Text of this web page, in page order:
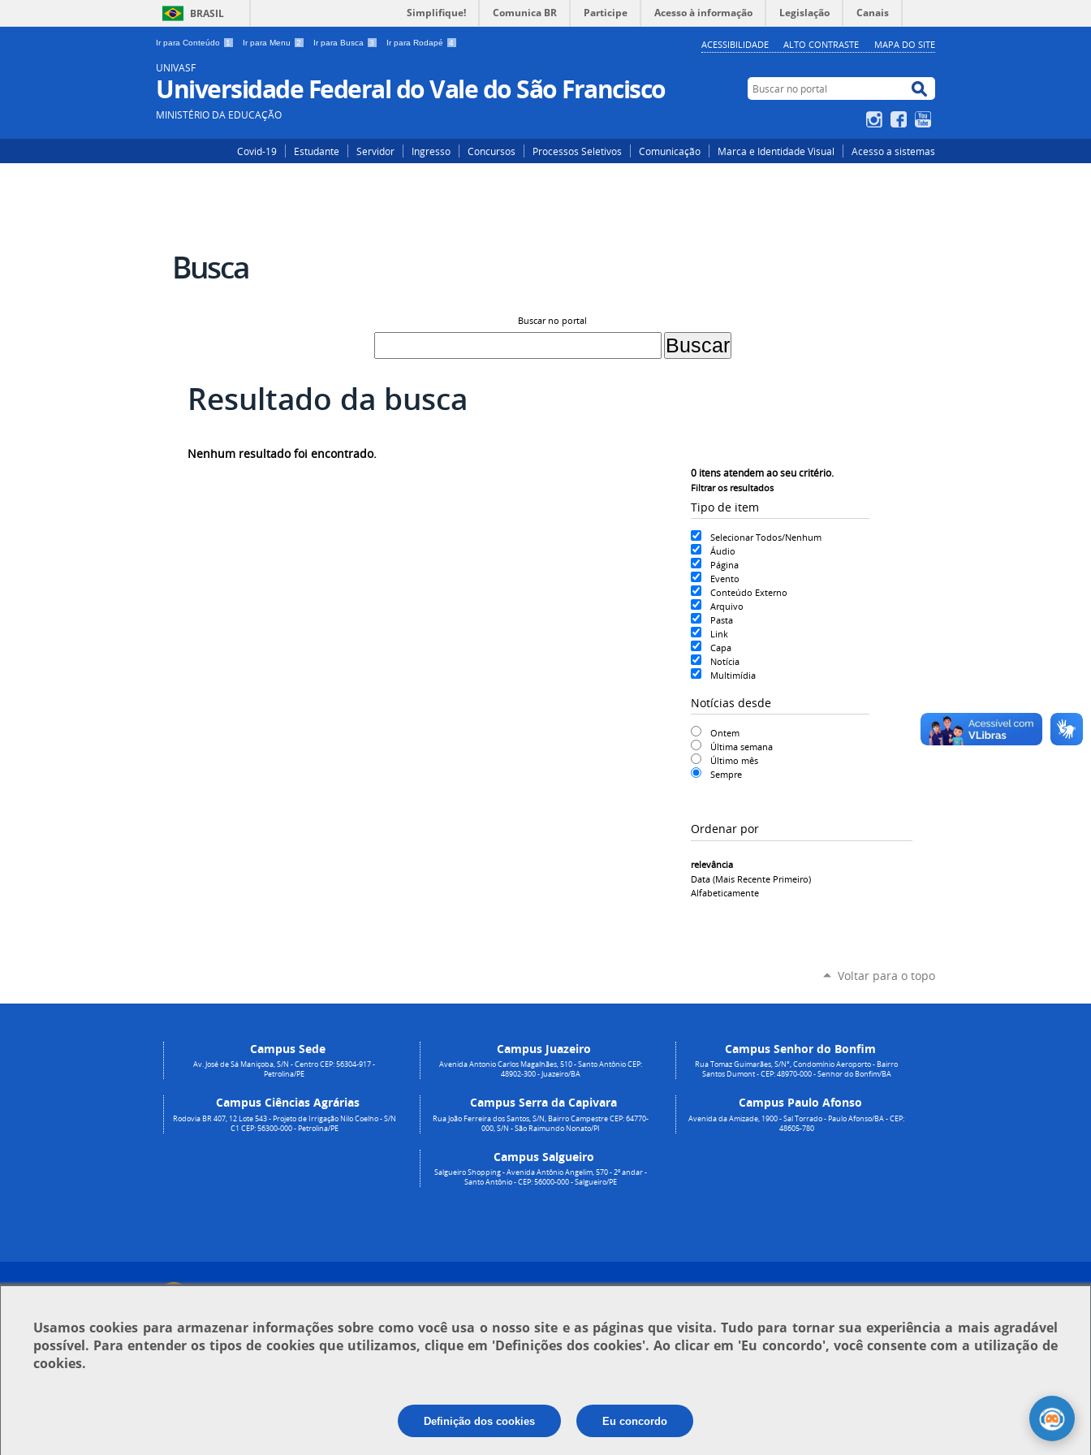
BRASIL Simplifique! Comunica BR Participe Acesso à informação Legislação Canais
Ir para Conteúdo 1 Ir para Menu 2 Ir para Busca 3 Ir para Rodapé 4 ACESSIBILIDADE ALTO CONTRASTE MAPA DO SITE
UNIVASF
Universidade Federal do Vale do São Francisco
MINISTÉRIO DA EDUCAÇÃO
Buscar no portal
Buscar no portal
InstagramFacebook
Covid-19 Estudante Servidor Ingresso Concursos Processos Seletivos Comunicação Marca e Identidade Visual Acesso a sistemas
Busca
Buscar no portal
Resultado da busca
0itens atendem ao seu critério.
Filtrar os resultados
Tipo de item
Selecionar Todos/Nenhum
Áudio
Página
Evento
Conteúdo Externo
Arquivo
Pasta
Link
Capa
Notícia
Multimídia
Notícias desde
Ontem
Última semana
Último mês
Sempre
Ordenar por
relevância
Data (mais Recente Primeiro)
Alfabeticamente
Nenhum resultado foi encontrado.
Voltar para o topo
Campus Sede
Av. José de Sá Maniçoba, S/N - Centro CEP: 56304-917 -
Petrolina/PE
Campus Ciências Agrárias
Rodovia BR 407, 12 Lote 543 - Projeto de Irrigação Nilo Coelho - S/N
C1 CEP: 56300-000 - Petrolina/PE
Campus Juazeiro
Avenida Antonio Carlos Magalhães, 510 - Santo Antônio CEP:
48902-300 - Juazeiro/BA
Campus Serra da Capivara
Rua João Ferreira dos Santos, S/N, Bairro Campestre CEP: 64770-
000, S/N - São Raimundo Nonato/PI
Campus Salgueiro
Salgueiro Shopping - Avenida Antônio Angelim, 570 - 2º andar -
Santo Antônio - CEP: 56000-000 - Salgueiro/PE
Campus Senhor do Bonfim
Rua Tomaz Guimarães, S/N°, Condomínio Aeroporto - Bairro
Santos Dumont - CEP: 48970-000 - Senhor do Bonfim/BA
Campus Paulo Afonso
Avenida da Amizade, 1900 - Sal Torrado - Paulo Afonso/BA - CEP:
48605-780
Usamoscookies para armazenar informações sobre como você usa o nosso site e as páginas que visita. Tudo para tornar sua experiência a mais agradável
possível. Para entender os tipos de cookies que utilizamos, clique em 'Definições dos cookies'. Ao clicar em 'Eu concordo', você consente com a utilização de
cookies.